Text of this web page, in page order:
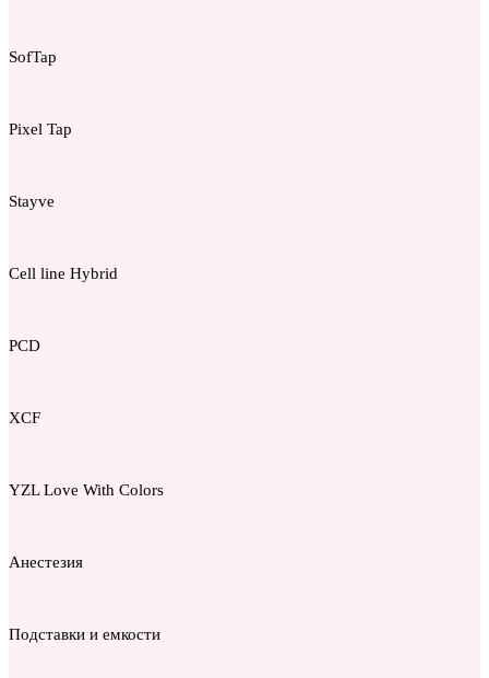
SofTap
Pixel Tap
Stayve
Cell line Hybrid
PCD
XCF
YZL Love With Colors
Анестезия
Подставки и емкости